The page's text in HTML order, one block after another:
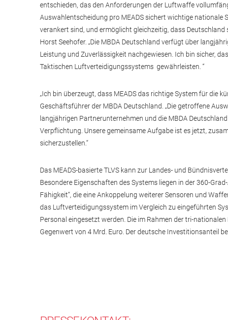
entschieden, das den Anforderungen der Luftwaffe
Auswahlentscheidung pro MEADS sichert wichtige nationale
verankert sind, und ermöglicht gleichzeitig, dass
Horst Seehofer. „Die MBDA Deutschland verfügt über
Leistung und Zuverlässigkeit nachgewiesen. Ich bin sicher,
Taktischen Luftverteidigungssystems gewährleisten. “
„Ich bin überzeugt, dass MEADS das richtige System für die
Geschäftsführer der MBDA Deutschland. „Die getroffene
langjährigen Partnerunternehmen und die MBDA
Verpflichtung. Unsere gemeinsame Aufgabe ist es jetzt,
sicherzustellen.“
Das MEADS-basierte TLVS kann zur Landes- und
Besondere Eigenschaften des Systems liegen in der 360-
Fähigkeit“, die eine Ankoppelung weiterer Sensoren und
das Luftverteidigungssystem im Vergleich zu eingeführten
Personal eingesetzt werden. Die im Rahmen der tri-
Gegenwert von 4 Mrd. Euro. Der deutsche Investitionsanteil